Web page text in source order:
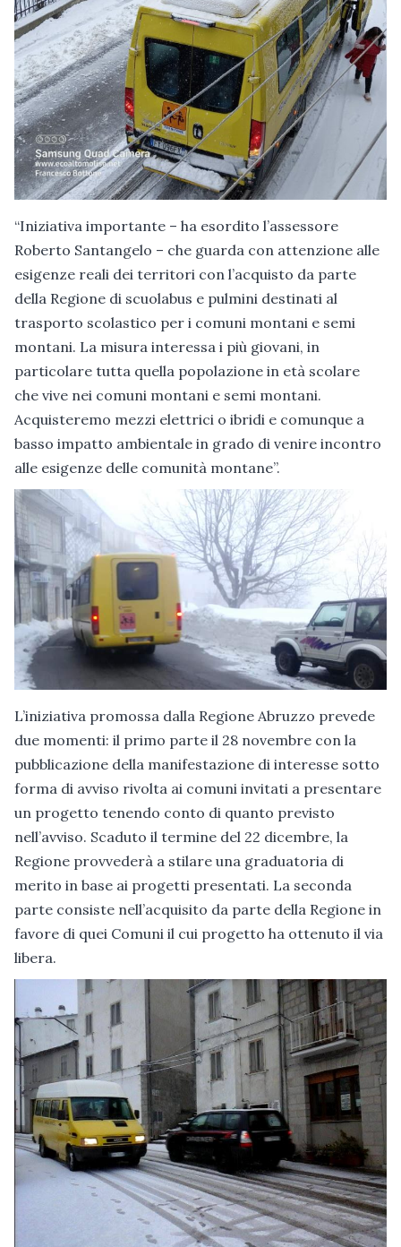
“Iniziativa importante – ha esordito l’assessore
Roberto Santangelo – che guarda con attenzione alle
esigenze reali dei territori con l’acquisto da parte
della Regione di scuolabus e pulmini destinati al
trasporto scolastico per i comuni montani e semi
montani. La misura interessa i più giovani, in
particolare tutta quella popolazione in età scolare
che vive nei comuni montani e semi montani.
Acquisteremo mezzi elettrici o ibridi e comunque a
basso impatto ambientale in grado di venire incontro
alle esigenze delle comunità montane”.
L’iniziativa promossa dalla Regione Abruzzo prevede
due momenti: il primo parte il 28 novembre con la
pubblicazione della manifestazione di interesse sotto
forma di avviso rivolta ai comuni invitati a presentare
un progetto tenendo conto di quanto previsto
nell’avviso. Scaduto il termine del 22 dicembre, la
Regione provvederà a stilare una graduatoria di
merito in base ai progetti presentati. La seconda
parte consiste nell’acquisito da parte della Regione in
favore di quei Comuni il cui progetto ha ottenuto il via
libera.